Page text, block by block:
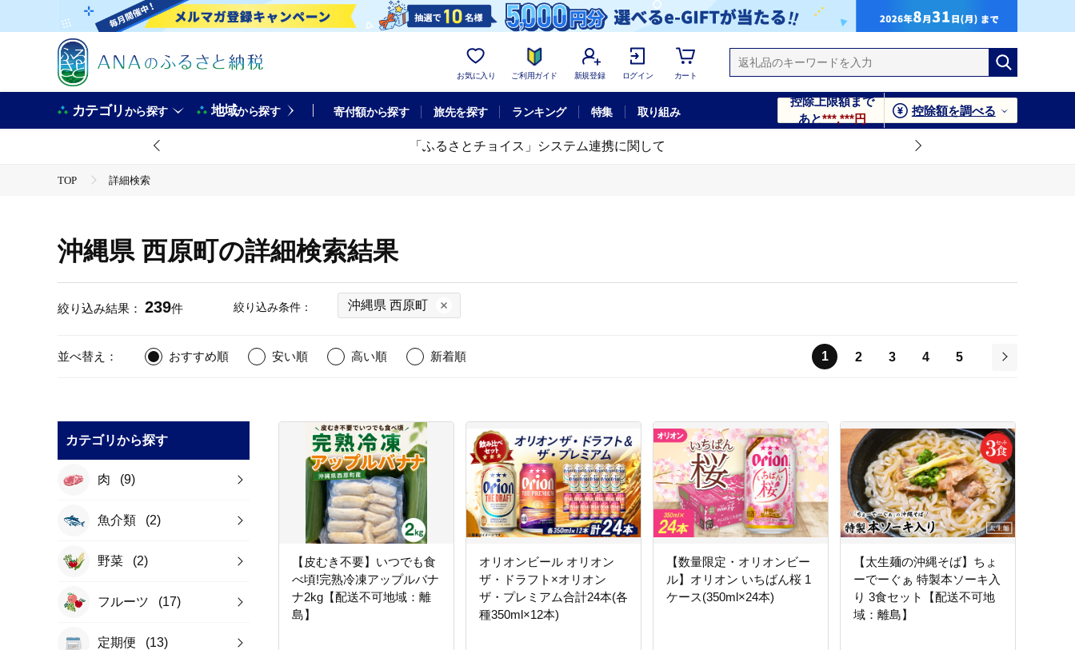
お気に入り ご利用ガイド 新規登録 ログイン カート
カテゴリから探す 地域から探す 寄付額から探す 旅先を探す ランキング 特集 取り組み
控除上限額まで
あと***,***円
控除額を調べる
「ふるさとチョイス」システム連携に関して
TOP 詳細検索
沖縄県 西原町の詳細検索結果
絞り込み結果： 239件 絞り込み条件： 沖縄県 西原町
並べ替え： おすすめ順 安い順 高い順 新着順 1 2 3 4
5
カテゴリから探す
肉 (9)
魚介類 (2)
野菜 (2)
フルーツ (17)
定期便 (13)
【皮むき不要】いつでも食
べ頃!完熟冷凍アップルバナ
ナ2kg【配送不可地域：離
島】
オリオンビール オリオン
ザ・ドラフト×オリオン
ザ・プレミアム合計24本(各
種350ml×12本)
【数量限定・オリオンビー
ル】オリオン いちばん桜 1
ケース(350ml×24本)
【太生麺の沖縄そば】ちょ
ーでーぐぁ 特製本ソーキ入
り 3食セット【配送不可地
域：離島】